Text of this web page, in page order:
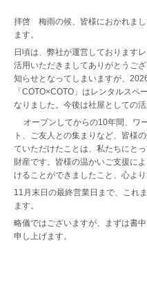
拝啓 梅雨の候、皆様におかれま
ます。
日頃は、弊社が運営しております
活用いただきましてありがとうご
知らせとなってしまいますが、
「 COTO×COTO 」はレンタルスペ
なりました。今後は社屋としての活
オープンしてからの10年間、ワ
ト、ご友人との集まりなど、皆様
ていただけたことは、私たちにと
財産です。皆様の温かいご支援によ
けることができましたこと、心よ
11 月末日の最終営業日まで、これ
ます。
略儀ではございますが、まずは書
申し上げます。